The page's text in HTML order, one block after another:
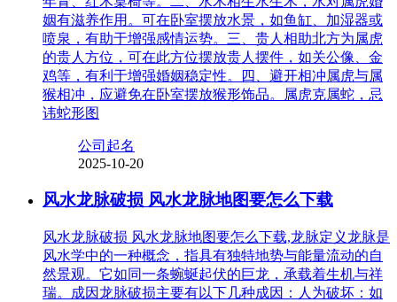
姻有滋养作用。可在卧室摆放水景，如鱼缸、加湿器或
喷泉，有助于增强感情运势。三、贵人相助北方为属虎
的贵人方位，可在此方位摆放贵人摆件，如关公像、金
鸡等，有利于增强婚姻稳定性。四、避开相冲属虎与属
猴相冲，应避免在卧室摆放猴形饰品。属虎克属蛇，忌
讳蛇形图
公司起名
2025-10-20
风水龙脉破损 风水龙脉地图要怎么下载
风水龙脉破损 风水龙脉地图要怎么下载,龙脉定义龙脉是
风水学中的一种概念，指具有独特地势与能量流动的自
然景观。它如同一条蜿蜒起伏的巨龙，承载着生机与祥
瑞。成因龙脉破损主要有以下几种成因：人为破坏：如